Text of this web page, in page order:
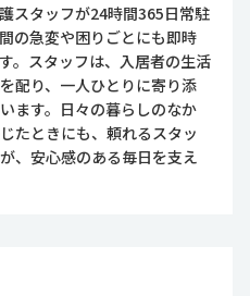
スタッフが24時間365日常駐
の急変や困りごとにも即時
。スタッフは、入居者の生活
配り、一人ひとりに寄り添
ます。日々の暮らしのなか
たときにも、頼れるスタッ
、安心感のある毎日を支え